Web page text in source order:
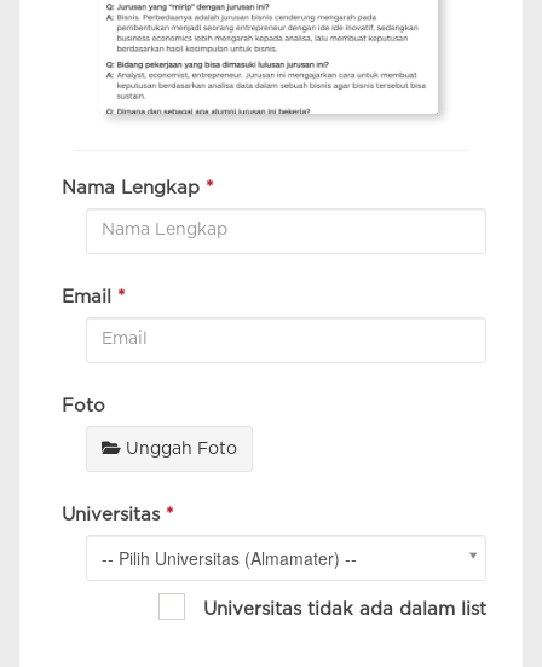
Nama Lengkap *
Email *
Foto
Unggah Foto
Universitas *
-- Pilih Universitas (Almamater) --
Universitas tidak ada dalam list